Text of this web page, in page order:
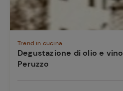
Trend in cucina
Degustazione di olio e
Peruzzo